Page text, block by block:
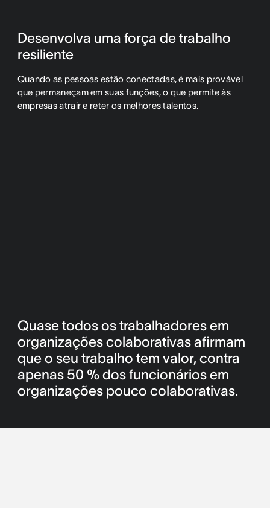
Desenvolva uma força de trabalho
resiliente
Quando as pessoas estão conectadas, é mais provável
que permaneçam em suas funções, o que permite às
empresas atrair e reter os melhores talentos.
Quase todos os trabalhadores em
organizações colaborativas afirmam
que o seu trabalho tem valor, contra
apenas 50 % dos funcionários em
organizações pouco colaborativas.